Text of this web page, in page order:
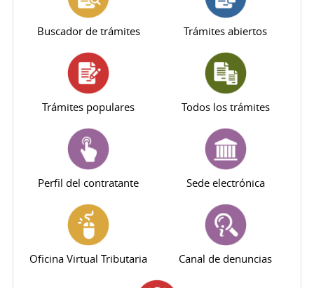
Buscador de trámites Trámites abiertos
Trámites populares Todos los trámites
Perfil del contratante Sede electrónica
Oficina Virtual Tributaria Canal de denuncias